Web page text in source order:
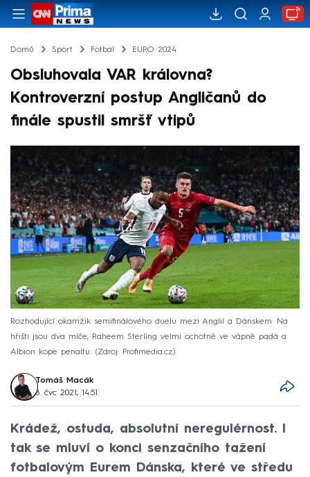
Domů Sport Fotbal EURO 2024
Obsluhovala VAR královna?
Kontroverzní postup Angličanů do
finále spustil smršť vtipů
Rozhodující okamžik semifinálového duelu mezi Anglií a Dánskem: Na
hřišti jsou dva míče, Raheem Sterling velmi ochotně ve vápně padá a
Albion kope penaltu.
Zdroj: Profimedia.cz
Tomáš Macák
8. čvc 2021, 14:51
Krádež, ostuda, absolutní neregulérnost. I
tak se mluví o konci senzačního tažení
fotbalovým Eurem Dánska, které ve středu